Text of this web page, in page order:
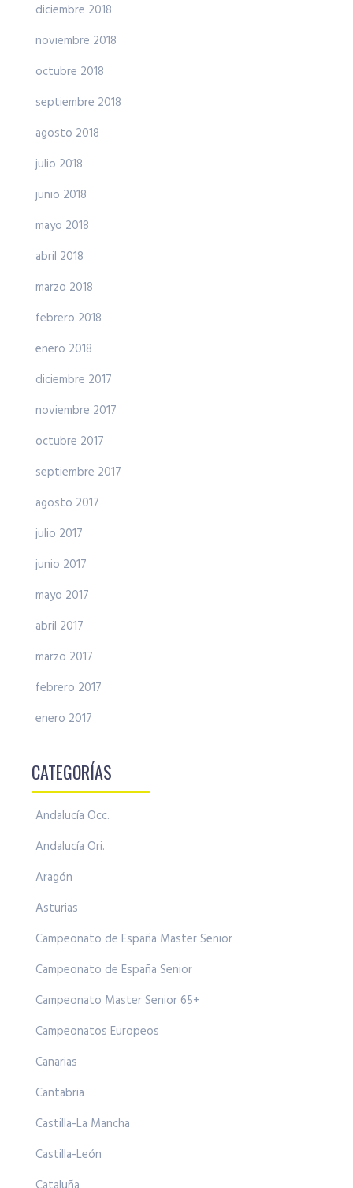
diciembre 2018
noviembre 2018
octubre 2018
septiembre 2018
agosto 2018
julio 2018
junio 2018
mayo 2018
abril 2018
marzo 2018
febrero 2018
enero 2018
diciembre 2017
noviembre 2017
octubre 2017
septiembre 2017
agosto 2017
julio 2017
junio 2017
mayo 2017
abril 2017
marzo 2017
febrero 2017
enero 2017
CATEGORÍAS
Andalucía Occ.
Andalucía Ori.
Aragón
Asturias
Campeonato de España Master Senior
Campeonato de España Senior
Campeonato Master Senior 65+
Campeonatos Europeos
Canarias
Cantabria
Castilla-La Mancha
Castilla-León